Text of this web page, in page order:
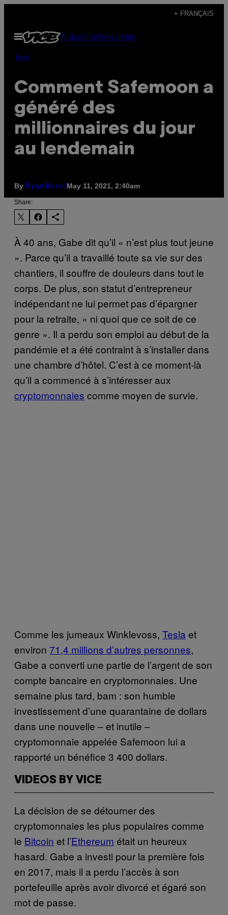
content
+ FRANÇAIS
Open
Menu
SubscribeNewsletter
Tech
Comment Safemoon a
généré des
millionnaires du jour
au lendemain
By Ryan Bassil May 11, 2021, 2:40am
Share:
À 40 ans, Gabe dit qu’il « n’est plus tout jeune
». Parce qu’il a travaillé toute sa vie sur des
chantiers, il souffre de douleurs dans tout le
corps. De plus, son statut d’entrepreneur
indépendant ne lui permet pas d’épargner
pour la retraite, « ni quoi que ce soit de ce
genre ». Il a perdu son emploi au début de la
pandémie et a été contraint à s’installer dans
une chambre d’hôtel. C’est à ce moment-là
qu’il a commencé à s’intéresser aux
cryptomonnaies comme moyen de survie.
Comme les jumeaux Winklevoss, Tesla et
environ 71,4 millions d’autres personnes,
Gabe a converti une partie de l’argent de son
compte bancaire en cryptomonnaies. Une
semaine plus tard, bam : son humble
investissement d’une quarantaine de dollars
dans une nouvelle – et inutile –
cryptomonnaie appelée Safemoon lui a
rapporté un bénéfice 3 400 dollars.
VIDEOS BY VICE
La décision de se détourner des
cryptomonnaies les plus populaires comme
le Bitcoin et l’Ethereum était un heureux
hasard. Gabe a investi pour la première fois
en 2017, mais il a perdu l’accès à son
portefeuille après avoir divorcé et égaré son
mot de passe.